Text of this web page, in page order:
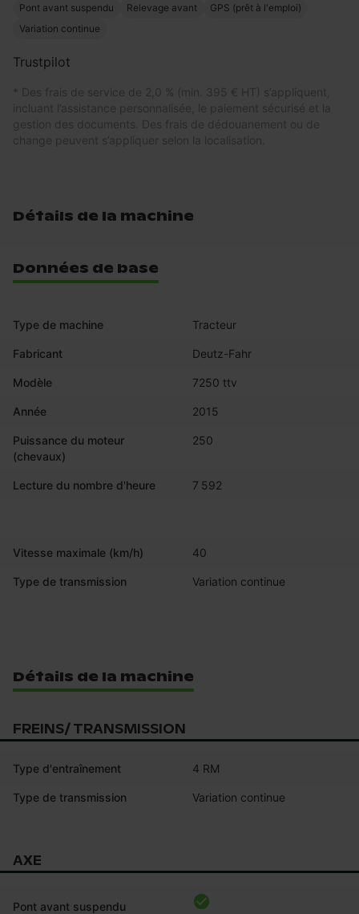
Pont avant suspendu Relevage avant
GPS (prêt à l'emploi)
Variation continue
Trustpilot
* Des frais de service de 2,0 % (min. 395 € HT) s’appliquent,
incluant l’assistance personnalisée, le paiement sécurisé et la
gestion des documents. Des frais de dédouanement ou de
change peuvent s’appliquer selon la localisation.
Détails de la machine
Données de base
Type de machine Tracteur
Fabricant Deutz-Fahr
Modèle 7250 ttv
Année 2015
Puissance du moteur
(chevaux)
250
Lecture du nombre d'heure 7 592
Vitesse maximale (km/h) 40
Type de transmission Variation continue
Détails de la machine
FREINS/ TRANSMISSION
Type d'entraînement 4 RM
Type de transmission Variation continue
AXE
Pont avant suspendu